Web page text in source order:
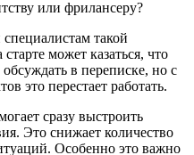
или фрилансеру?
такой
может казаться, что
в переписке, но с
это перестает работать.
сразу выстроить
Это снижает количество
Особенно это важно